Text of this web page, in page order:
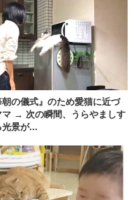
朝の儀式』のため愛猫に近づ
マ → 次の瞬間、うらやましす
光景が...